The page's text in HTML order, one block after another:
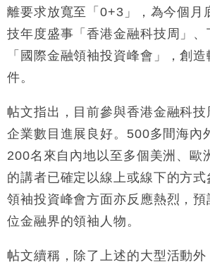
東京半島
13:12
國際｜特朗普赴洛杉磯高球場活
12:30
11:40
財經｜黑石傳再籌逾360億美元
Google晶片
10:57
財經｜美商務部擬擴大金屬關稅
25%
18:15
本地｜新世界K11 9月升級會員
定高消費客群
17:40
財經｜本港6月零售額連升14個
最強
16:33
財經｜滙控重啟最多10億美元
50%
離要求放寬至「0+3」，為今個月
技年度盛事「香港金融科技周」、
「國際金融領袖投資峰會」，創
件。
帖文指出，目前參與香港金融科技
企業數目進展良好。500多間海內
200名來自內地以至多個美洲、歐
的講者已確定以線上或線下的方
領袖投資峰會方面亦反應熱烈，
位金融界的領袖人物。
帖文續稱，除了上述的大型活動外